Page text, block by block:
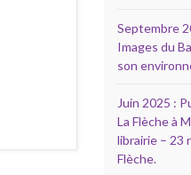
Septembre
Images du
son
Juin 2025 :
La Flèche à
librairie – 23
Flèche.